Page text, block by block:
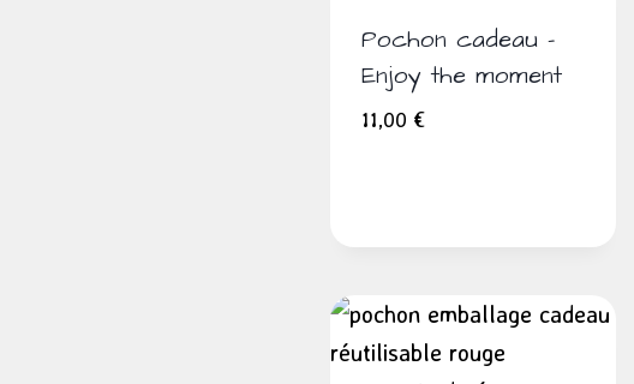
Pochon cadeau –
Enjoy the moment
11,00 €